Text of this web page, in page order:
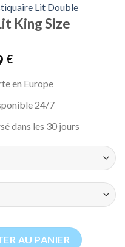
Lit Double
King Size
€
en Europe
24/7
dans les 30 jours
King Size
AU PANIER